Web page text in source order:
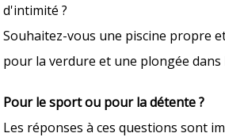
d'intimité ?
Souhaitez-vous une piscine propre
pour la verdure et une plongée dans
Pour le sport ou pour la détente ?
Les réponses à ces questions sont